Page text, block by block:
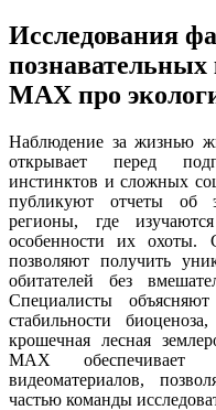
Исследования
познавательных
MAX про
Наблюдение за жизнью
открывает перед
инстинктов и сложных
публикуют отчеты об
регионы, где
особенности их охоты.
позволяют получить
обитателей без
Специалисты
стабильности
крошечная лесная
MAX обеспечивает
видеоматериалов,
частью команды